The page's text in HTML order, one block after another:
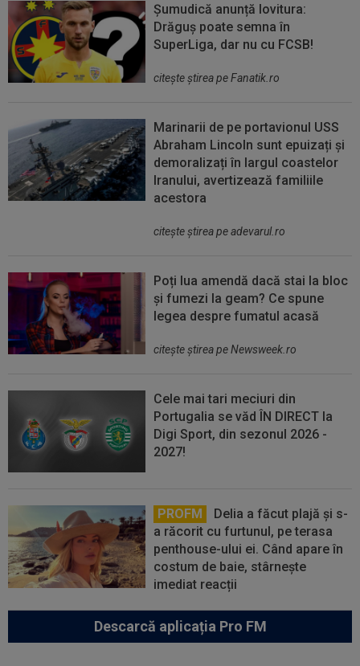
Șumudică anunță lovitura:
Drăguș poate semna în
SuperLiga, dar nu cu FCSB!
citeşte ştirea pe Fanatik.ro
Marinarii de pe portavionul USS
Abraham Lincoln sunt epuizați și
demoralizați în largul coastelor
Iranului, avertizează familiile
acestora
citeşte ştirea pe adevarul.ro
Poți lua amendă dacă stai la bloc
și fumezi la geam? Ce spune
legea despre fumatul acasă
citeşte ştirea pe Newsweek.ro
Cele mai tari meciuri din
Portugalia se văd ÎN DIRECT la
Digi Sport, din sezonul 2026 -
2027!
PROFM
Delia a făcut plajă și s-
a răcorit cu furtunul, pe terasa
penthouse-ului ei. Când apare în
costum de baie, stârnește
imediat reacții
Descarcă aplicația Pro FM